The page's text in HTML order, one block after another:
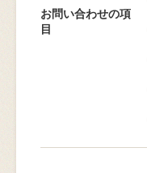
お問い合わせの項
目